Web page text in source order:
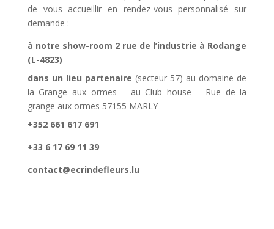
de vous accueillir en rendez-vous personnalisé sur
demande :
à notre show-room 2 rue de l’industrie à Rodange
(L-4823)
dans un lieu partenaire (secteur 57) au domaine de
la Grange aux ormes – au Club house – Rue de la
grange aux ormes 57155 MARLY
+352 661 617 691
+33 6 17 69 11 39
contact@ecrindefleurs.lu